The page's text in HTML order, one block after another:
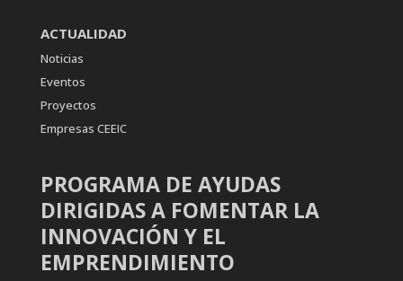
ACTUALIDAD
Noticias
Eventos
Proyectos
Empresas CEEIC
PROGRAMA DE AYUDAS
DIRIGIDAS A FOMENTAR LA
INNOVACIÓN Y EL
EMPRENDIMIENTO